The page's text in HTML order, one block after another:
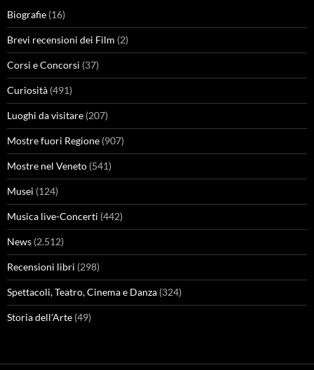
Biografie (16)
Brevi recensioni dei Film (2)
Corsi e Concorsi (37)
Curiosità (491)
Luoghi da visitare (207)
Mostre fuori Regione (907)
Mostre nel Veneto (541)
Musei (124)
Musica live-Concerti (442)
News (2.512)
Recensioni libri (298)
Spettacoli, Teatro, Cinema e Danza (324)
Storia dell'Arte (49)